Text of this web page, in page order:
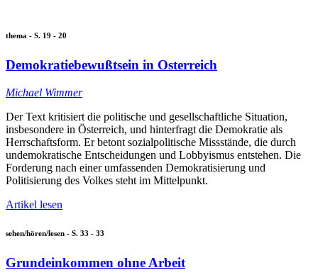
thema - S. 19 - 20
Demokratiebewußtsein in Osterreich
Michael Wimmer
Der Text kritisiert die politische und gesellschaftliche Situation,
insbesondere in Österreich, und hinterfragt die Demokratie als
Herrschaftsform. Er betont sozialpolitische Missstände, die durch
undemokratische Entscheidungen und Lobbyismus entstehen. Die
Forderung nach einer umfassenden Demokratisierung und
Politisierung des Volkes steht im Mittelpunkt.
Artikel lesen
sehen/hören/lesen - S. 33 - 33
Grundeinkommen ohne Arbeit